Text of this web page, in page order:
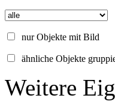
nur Objekte mit Bild
ähnliche Objekte
Weitere